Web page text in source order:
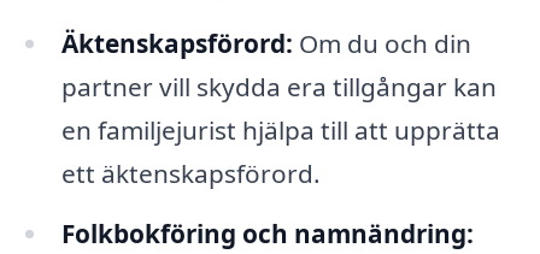
Äktenskapsförord: Om du och din
partner vill skydda era tillgångar kan
en familjejurist hjälpa till att upprätta
ett äktenskapsförord.
Folkbokföring och namnändring: